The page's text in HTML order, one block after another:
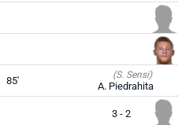
85' (S. Sensi)
A. Piedrahita
3 - 2